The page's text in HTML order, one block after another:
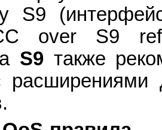
S9
over S9
S9также